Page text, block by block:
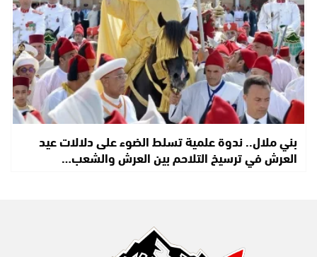
بني ملال.. ندوة علمية تسلط الضوء على دلالات عيد
العرش في ترسيخ التلاحم بين العرش والشعب…